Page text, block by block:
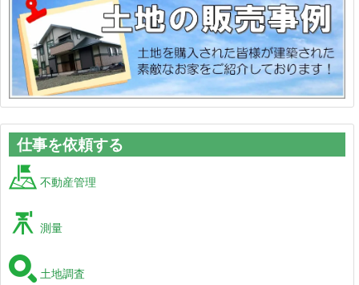
仕事を依頼する
不動産管理
測量
土地調査